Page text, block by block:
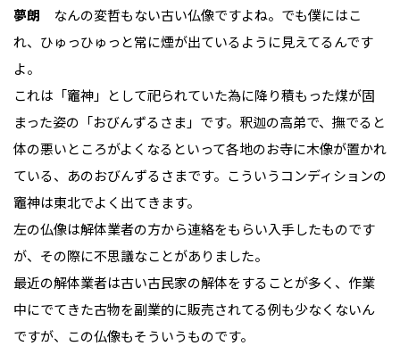
夢朗 なんの変哲もない古い仏像ですよね。でも僕にはこ
れ、ひゅっひゅっと常に煙が出ているように見えてるんです
よ。
これは「竈神」として祀られていた為に降り積もった煤が固
まった姿の「おびんずるさま」です。釈迦の高弟で、撫でると
体の悪いところがよくなるといって各地のお寺に木像が置かれ
ている、あのおびんずるさまです。こういうコンディションの
竈神は東北でよく出てきます。
左の仏像は解体業者の方から連絡をもらい入手したものです
が、その際に不思議なことがありました。
最近の解体業者は古い古民家の解体をすることが多く、作業
中にでてきた古物を副業的に販売されてる例も少なくないん
ですが、この仏像もそういうものです。